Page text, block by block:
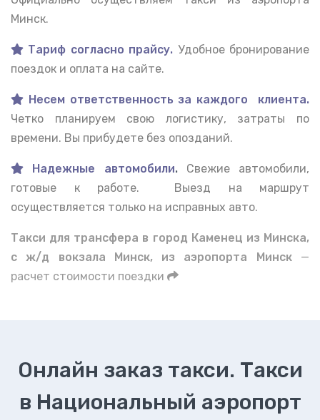
Минск.
Тариф согласно прайсу. Удобное бронирование
поездок и оплата на сайте.
Несем ответственность за каждого клиента.
Четко планируем свою логистику, затраты по
времени. Вы прибудете без опозданий.
Надежные автомобили. Свежие автомобили,
готовые к работе. Выезд на маршрут
осуществляется только на исправных авто.
Такси для трансфера в город Каменец из Минска,
с ж/д вокзала Минск, из аэропорта Минск—
расчет стоимости поездки
Онлайн заказ такси. Такси
в Национальный аэропорт